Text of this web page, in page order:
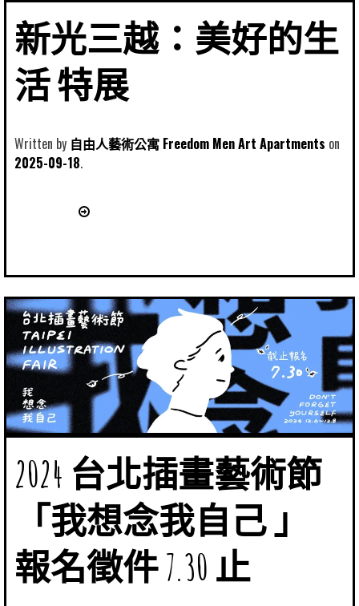
新光三越：美好的生
活 特展
Written by 自由人藝術公寓 Freedom Men Art Apartments
2025-09-18
2024 台北插畫藝術節
「我想念我自己 」
報名徵件 7.30 止